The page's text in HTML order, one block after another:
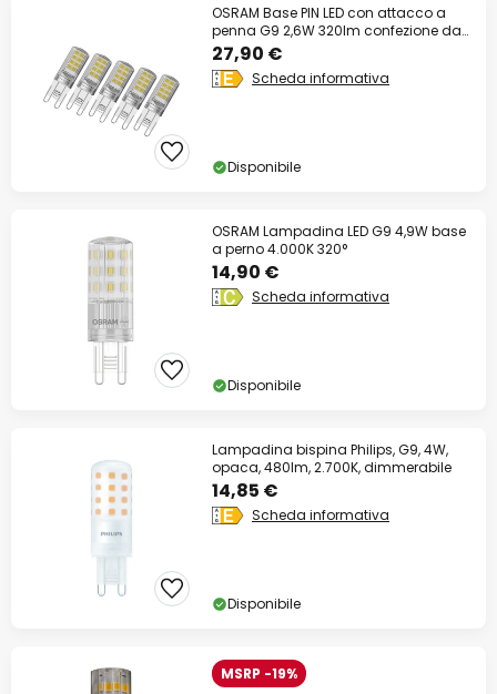
OSRAM Base PIN LED con attacco a
penna G9 2,6W 320lm confezione da
5
27,90 €
Scheda informativa
Disponibile
OSRAM Lampadina LED G9 4,9W base
a perno 4.000K 320°
14,90 €
Scheda informativa
Disponibile
Lampadina bispina Philips, G9, 4W,
opaca, 480lm, 2.700K, dimmerabile
14,85 €
Scheda informativa
Disponibile
MSRP -19%